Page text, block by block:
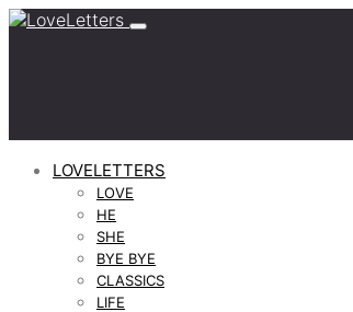
LOVELETTERS
LOVE
HE
SHE
BYE BYE
CLASSICS
LIFE